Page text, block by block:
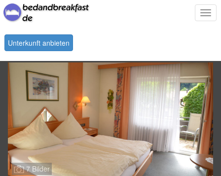
Unterkunft anbieten
7 Bilder